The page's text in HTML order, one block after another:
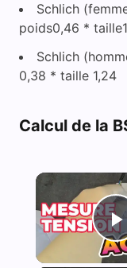
Schlich
poids0,46 *
Schlich
0,38 * taille 1,24
Calcul de la